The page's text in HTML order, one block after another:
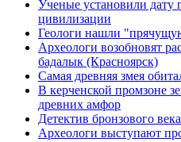
Ученые установили дату
цивилизации
Геологи нашли
Археологи возобновят
бадалык (Красноярск)
Самая древняя змея
В керченской промзоне
древних амфор
Детектив бронзового века
Археологи выступают